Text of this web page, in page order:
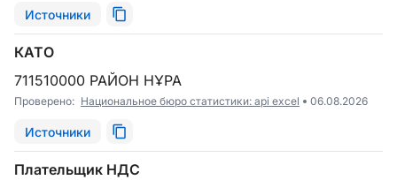
Источники
КАТО
711510000 РАЙОН НҰРА
Проверено: Национальное бюро статистики: api excel 06.08.2026
Источники
Плательщик НДС